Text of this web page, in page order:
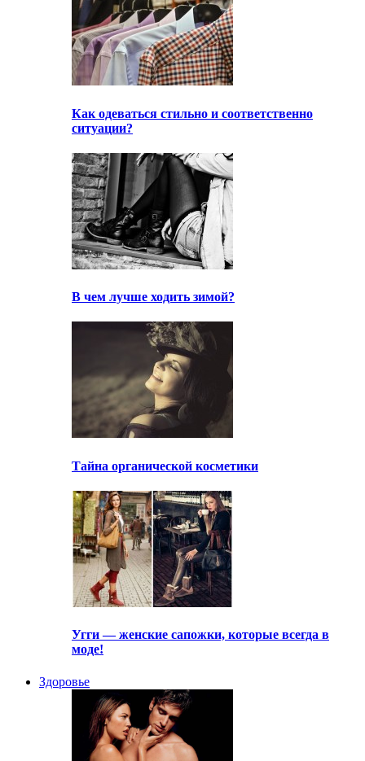
Как одеваться стильно и соответственно
ситуации?
В чем лучше ходить зимой?
Тайна органической косметики
Угги — женские сапожки, которые всегда в
моде!
Здоровье